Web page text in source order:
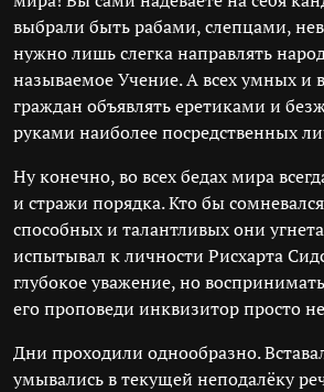
выбрали быть рабами, слепцами,
нужно лишь слегка направлять
называемое Учение. А всех умных и
граждан объявлять еретиками и
руками наиболее посредственных
Ну конечно, во всех бедах мира
и стражи порядка. Кто бы
способных и талантливых они
испытывал к личности Рисхарта
глубокое уважение, но
его проповеди инквизитор просто
Дни проходили однообразно.
умывались в текущей неподалёку